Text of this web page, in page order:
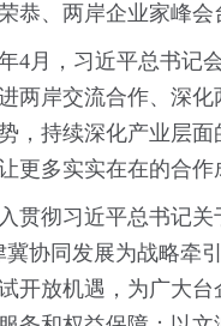
恭、两岸企业家峰
4月，习近平总书记
两岸交流合作、深
，持续深化产业层
更多实实在在的合作
贯彻习近平总书记
协同发展为战略牵
开放机遇，为广大